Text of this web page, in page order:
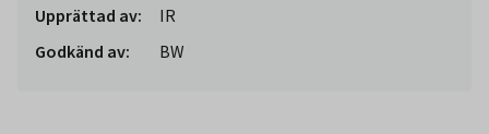
Upprättad av:
IR
Godkänd av:
BW